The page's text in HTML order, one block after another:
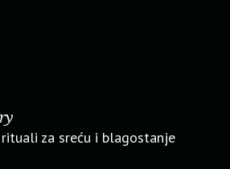
za sreću i blagostanje